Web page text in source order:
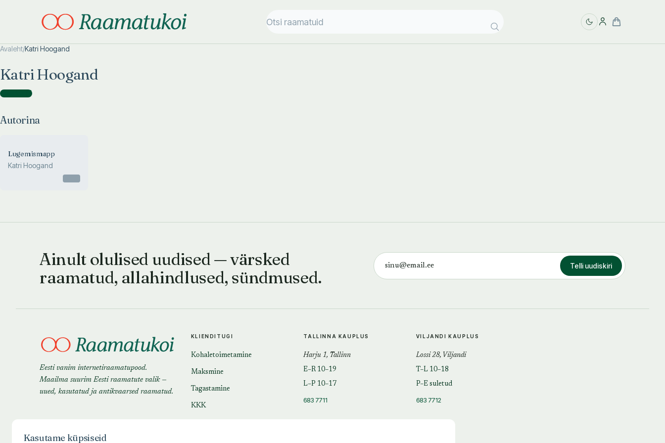
Avaleht/Katri Hoogand
Katri Hoogand
Autorina )
Autorina
Lugemismapp
Katri Hoogand
Ainult olulised uudised — värsked
raamatud, allahindlused, sündmused.
Telli uudiskiri
Eesti vanim internetiraamatupood.
Maailma suurim Eesti raamatute valik —
uued, kasutatud ja antikvaarsed raamatud.
KLIENDITUGI
Kohaletoimetamine
Maksmine
Tagastamine
KKK
TALLINNA KAUPLUS
Harju 1, Tallinn
E–R 10–19
L–P 10–17
683 7711
VILJANDI KAUPLUS
Lossi 28, Viljandi
T–L 10–18
P–E suletud
683 7712
Kasutame küpsiseid